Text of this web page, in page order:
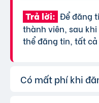
Trả lời: Để đăng
thành viên, sau
thể đăng tin, tất
Có mất phí khi